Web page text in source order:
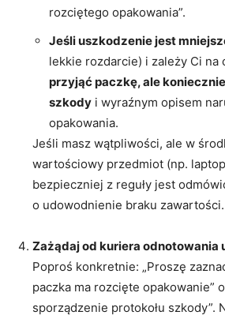
rozciętego opakowania”.
Jeśli uszkodzenie jest
lekkie rozdarcie) i zależy Ci na
przyjąć paczkę, ale
szkody i wyraźnym opisem
opakowania.
Jeśli masz wątpliwości, ale w
wartościowy przedmiot (np.
bezpieczniej z reguły jest
o udowodnienie braku zawartości.
Zażądaj od kuriera odnotowania
Poproś konkretnie: „Proszę
paczka ma rozcięte opakowanie”
sporządzenie protokołu szkody”.